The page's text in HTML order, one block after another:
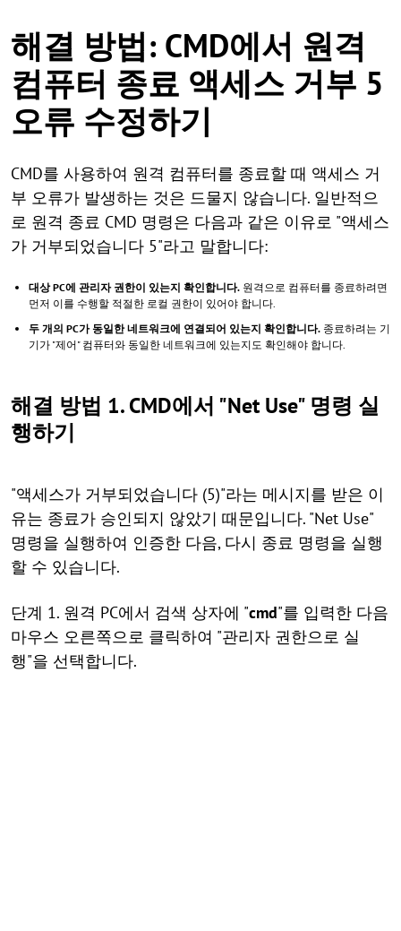
해결 방법: CMD에서 원격
컴퓨터 종료 액세스 거부 5
오류 수정하기
CMD를 사용하여 원격 컴퓨터를 종료할 때 액세스 거
부 오류가 발생하는 것은 드물지 않습니다. 일반적으
로 원격 종료 CMD 명령은 다음과 같은 이유로 "액세스
가 거부되었습니다 5"라고 말합니다:
대상 PC에 관리자 권한이 있는지 확인합니다. 원격으로 컴퓨터를 종료하려면
먼저 이를 수행할 적절한 로컬 권한이 있어야 합니다.
두 개의 PC가 동일한 네트워크에 연결되어 있는지 확인합니다. 종료하려는 기
기가 "제어" 컴퓨터와 동일한 네트워크에 있는지도 확인해야 합니다.
해결 방법 1. CMD에서 "Net Use" 명령 실
행하기
"액세스가 거부되었습니다 (5)"라는 메시지를 받은 이
유는 종료가 승인되지 않았기 때문입니다. "Net Use"
명령을 실행하여 인증한 다음, 다시 종료 명령을 실행
할 수 있습니다.
단계 1. 원격 PC에서 검색 상자에 "cmd"를 입력한 다음
마우스 오른쪽으로 클릭하여 "관리자 권한으로 실
행"을 선택합니다.